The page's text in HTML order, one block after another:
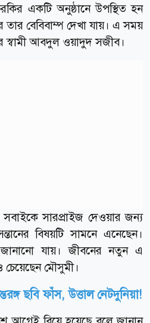
একটি অনুষ্ঠানে উপস্থিত হন
তার বেবিবাম্প দেখা যায়। এ সময়
স্বামী আবদুল ওয়াদুদ সজীব।
সারপ্রাইজ দেওয়ার জন্য
বিষয়টি সামনে এনেছেন।
যায়। জীবনের নতুন এ
চেয়েছেন মৌসুমী।
ছবি ফাঁস, উত্তাল নেটদুনিয়া!